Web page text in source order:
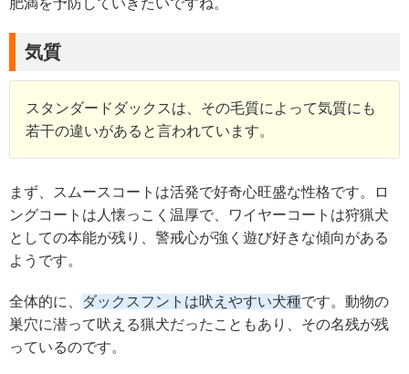
気質
スタンダードダックスは、その毛質によって気質にも
若干の違いがあると言われています。
まず、スムースコートは活発で好奇心旺盛な性格です。ロ
ングコートは人懐っこく温厚で、ワイヤーコートは狩猟犬
としての本能が残り、警戒心が強く遊び好きな傾向がある
ようです。
全体的に、 ダックスフントは吠えやすい犬種です。動物の
巣穴に潜って吠える猟犬だったこともあり、その名残が残
っているのです。